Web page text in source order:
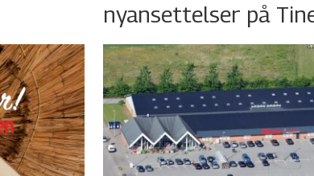
nyansettelser på